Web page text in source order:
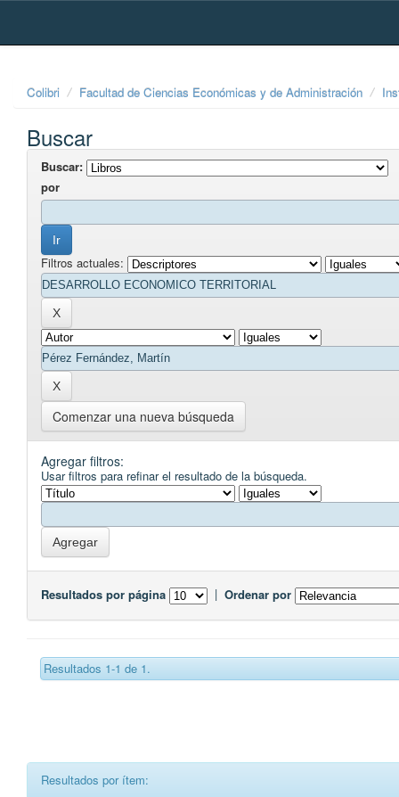
Skip
Colibri Facultad de Ciencias Económicas y de Administración
Buscar
Buscar:
por
Filtros actuales:
Comenzar una nueva búsqueda
Agregar filtros:
Usar filtros para refinar el resultado de la búsqueda.
Resultados por página | Ordenar por
Resultados 1-1 de 1.
Resultados por ítem: